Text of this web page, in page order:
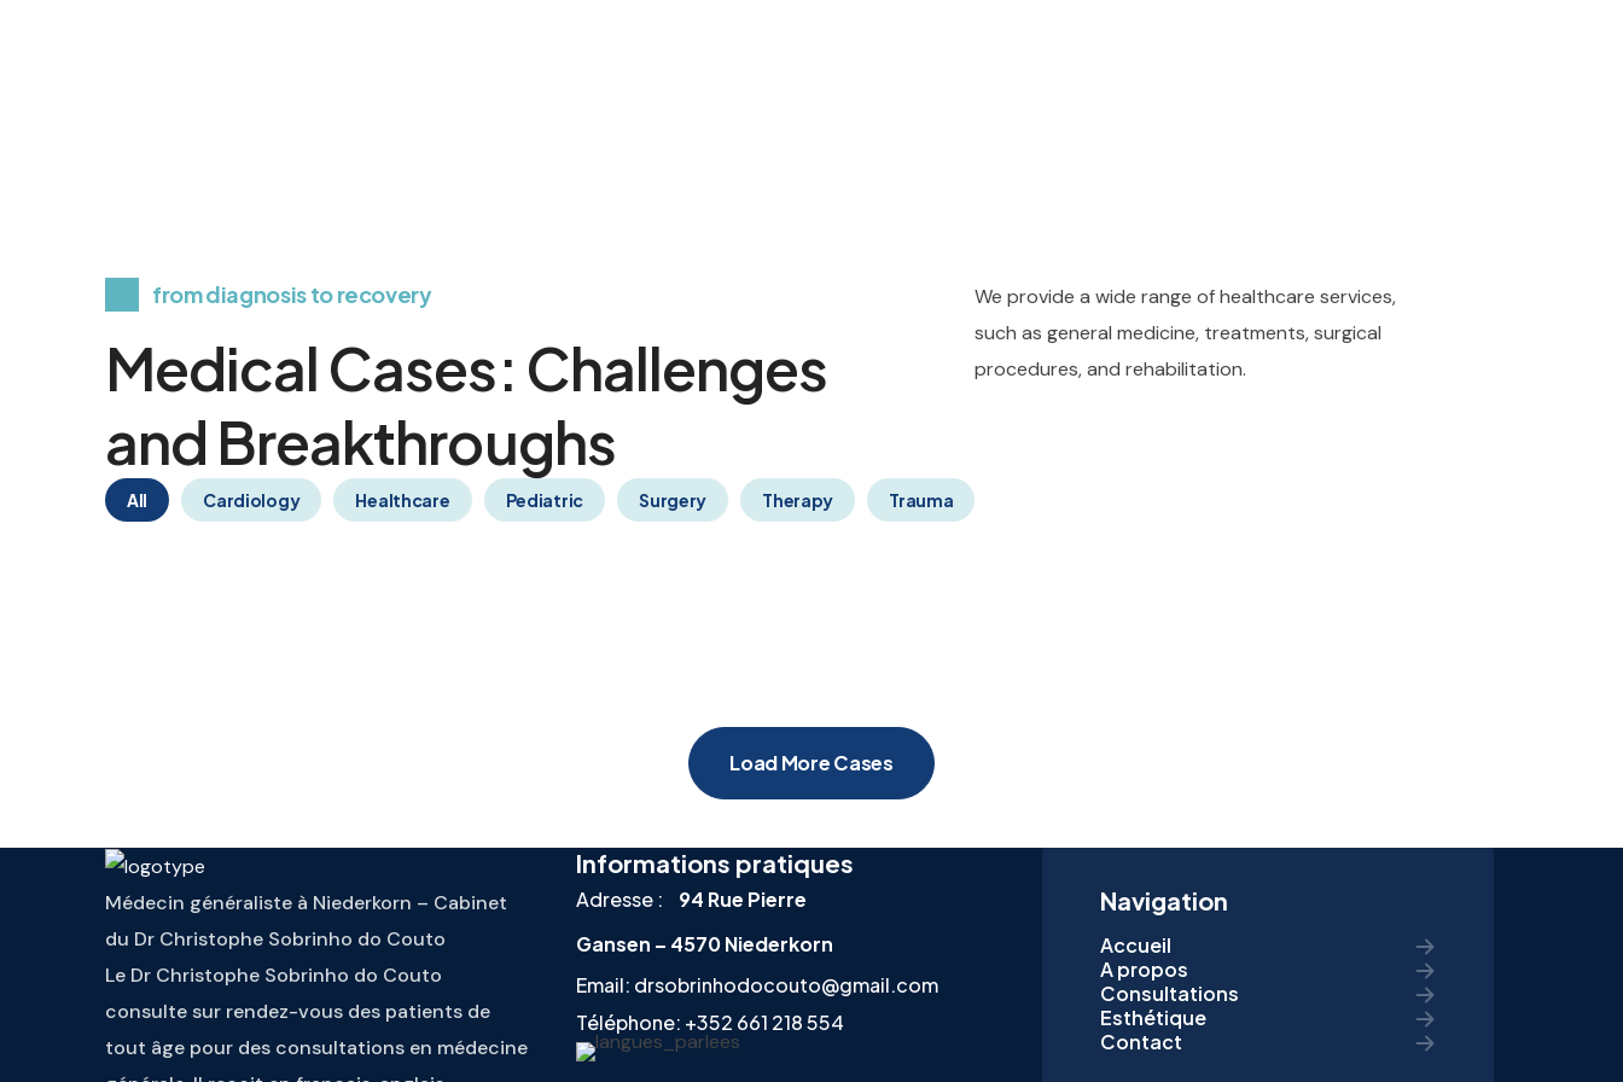
from diagnosis to recovery
Medical Cases: Challenges
and Breakthroughs
We provide a wide range of healthcare services,
such as general medicine, treatments, surgical
procedures, and rehabilitation.
All Cardiology Healthcare Pediatric Surgery Therapy Trauma
Load More Cases
Médecin généraliste à Niederkorn – Cabinet
du Dr Christophe Sobrinho do Couto
Le Dr Christophe Sobrinho do Couto
consulte sur rendez-vous des patients de
tout âge pour des consultations en médecine
Informations pratiques
Adresse :
94 Rue Pierre
Gansen – 4570 Niederkorn
Email: drsobrinhodocouto@gmail.com
Téléphone: +352 661 218 554
Navigation
Accueil
A propos
Consultations
Esthétique
Contact